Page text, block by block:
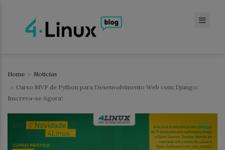
Home
Notícias
Curso MVP de Python para Desenvolvimento Web com Django:
Inscreva-se Agora!